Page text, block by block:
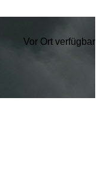
Vor Ort verfügbar